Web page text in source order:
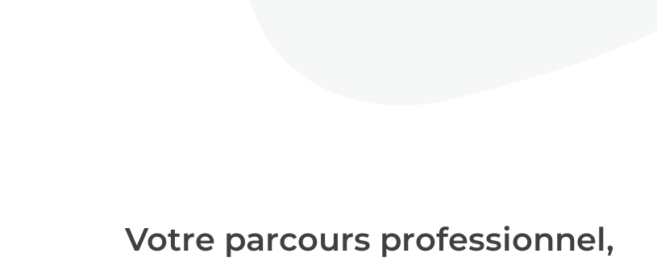
Votre parcours professionnel,